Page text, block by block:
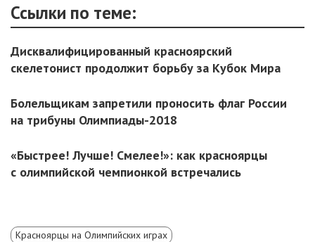
Ссылки по теме:
Дисквалифицированный красноярский
скелетонист продолжит борьбу за Кубок Мира
Болельщикам запретили проносить флаг России
на трибуны Олимпиады-2018
«Быстрее! Лучше! Смелее!»: как красноярцы
с олимпийской чемпионкой встречались
Красноярцы на Олимпийских играх